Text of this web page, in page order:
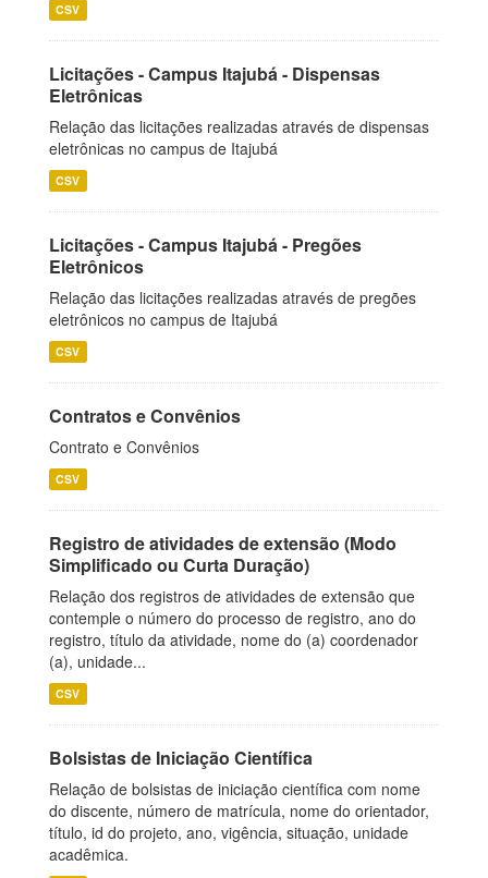
CSV
Licitações - Campus Itajubá - Dispensas
Eletrônicas
Relação das licitações realizadas através de dispensas
eletrônicas no campus de Itajubá
CSV
Licitações - Campus Itajubá - Pregões
Eletrônicos
Relação das licitações realizadas através de pregões
eletrônicos no campus de Itajubá
CSV
Contratos e Convênios
Contrato e Convênios
CSV
Registro de atividades de extensão (Modo
Simplificado ou Curta Duração)
Relação dos registros de atividades de extensão que
contemple o número do processo de registro, ano do
registro, título da atividade, nome do (a) coordenador
(a), unidade...
CSV
Bolsistas de Iniciação Científica
Relação de bolsistas de iniciação científica com nome
do discente, número de matrícula, nome do orientador,
título, id do projeto, ano, vigência, situação, unidade
acadêmica.